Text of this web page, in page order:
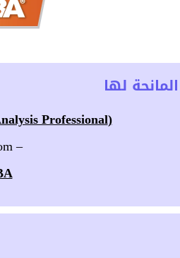
لها
(Certified Business Analysis Professional)
– from –